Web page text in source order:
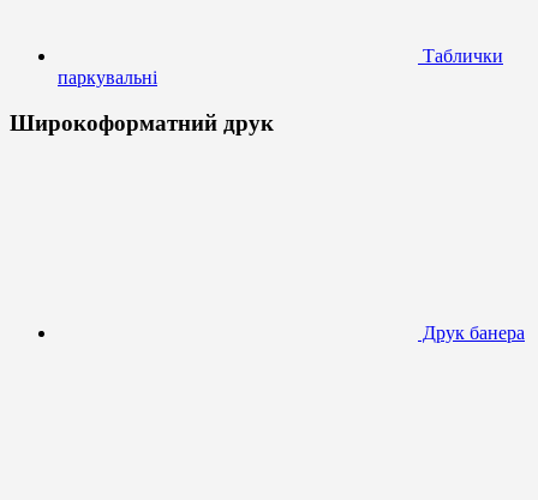
Таблички
паркувальні
Широкоформатний друк
Друк банера